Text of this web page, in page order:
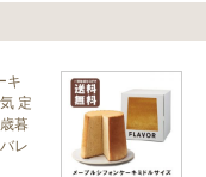
キ
定
暮
レ